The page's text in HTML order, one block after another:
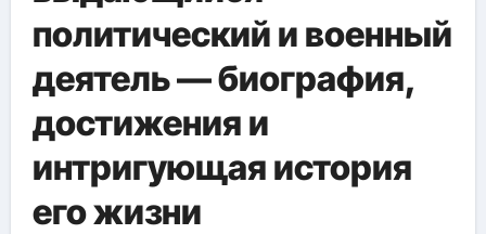
политический и военный
деятель — биография,
достижения и
интригующая история
его жизни